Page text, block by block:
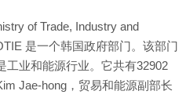
of Trade, Industry and
是一个韩国政府部门。该部门
工业和能源行业。它共有32902
Jae-hong，贸易和能源副部长